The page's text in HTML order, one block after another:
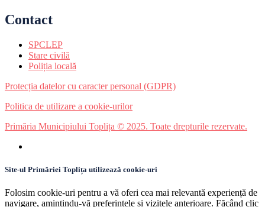
Contact
SPCLEP
Stare civilă
Poliția locală
Protecția datelor cu caracter personal (GDPR)
Politica de utilizare a cookie-urilor
Primăria Municipiului Toplița © 2025. Toate drepturile rezervate.
Site-ul Primăriei Toplița utilizează cookie-uri
Folosim cookie-uri pentru a vă oferi cea mai relevantă experiență de
navigare, amintindu-vă preferințele și vizitele anterioare. Făcând clic